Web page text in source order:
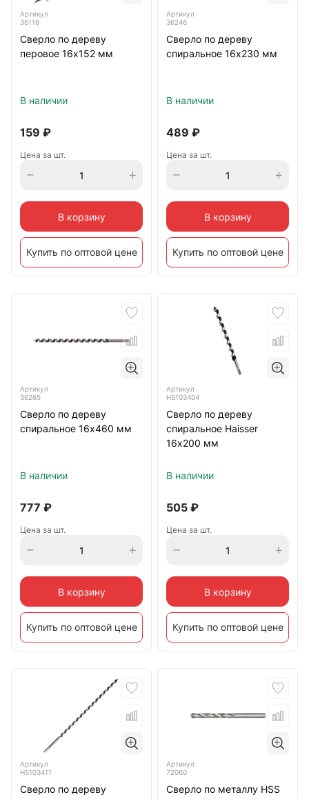
Артикул
36116
Сверло по дереву
перовое 16х152 мм
В наличии
159 ₽
Цена за шт.
В корзину
Купить по оптовой цене
Артикул
36246
Сверло по дереву
спиральное 16х230 мм
В наличии
489 ₽
Цена за шт.
В корзину
Купить по оптовой цене
Артикул
36265
Сверло по дереву
спиральное 16х460 мм
В наличии
777 ₽
Цена за шт.
В корзину
Купить по оптовой цене
Артикул
HS103404
Сверло по дереву
спиральное Haisser
16х200 мм
В наличии
505 ₽
Цена за шт.
В корзину
Купить по оптовой цене
Артикул
HS103411
Сверло по дереву
Артикул
72060
Сверло по металлу HSS